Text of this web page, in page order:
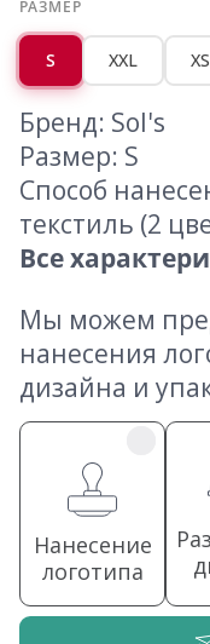
РАЗМЕР
S XXL XS
Бренд: Sol's
Размер: S
Способ
текстиль (2
Все
Мы можем
нанесения
дизайна и
Нанесение
логотипа